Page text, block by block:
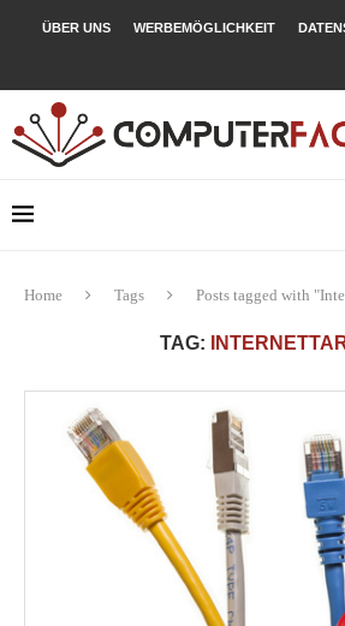
ÜBER UNS WERBEMÖGLICHKEIT
Home Tags Posts tagged with
TAG: